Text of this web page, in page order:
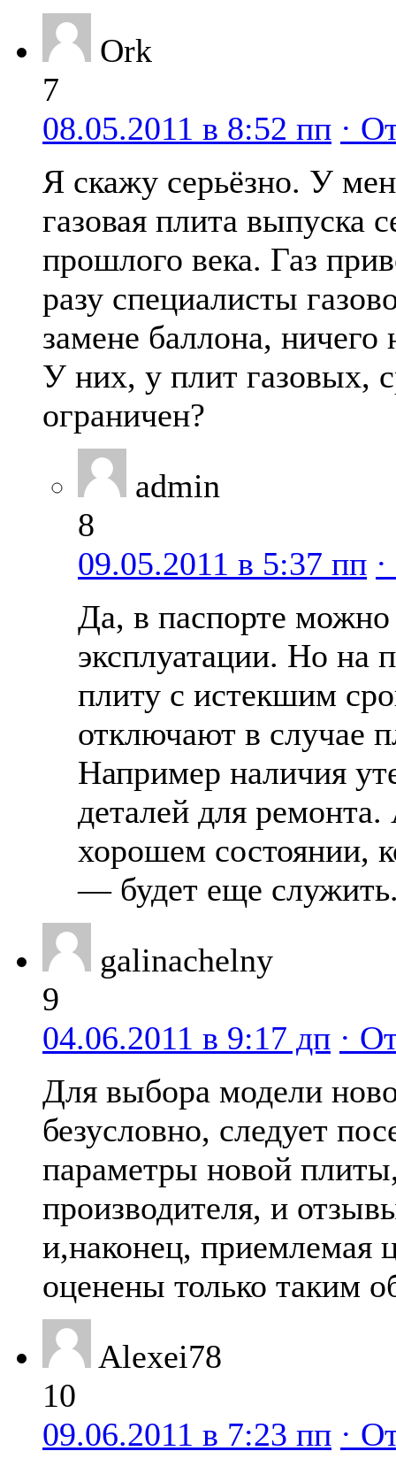
Ork
7
08.05.2011 в 8:52 пп ·
Я скажу серьёзно. У
газовая плита выпуска
прошлого века. Газ
разу специалисты
замене баллона, ничего
У них, у плит газовых,
ограничен?
admin
8
09.05.2011 в 5:37 пп
Да, в паспорте можно
эксплуатации. Но на
плиту с истекшим
отключают в случае
Например наличия
деталей для
хорошем состоянии,
— будет еще
galinachelny
9
04.06.2011 в 9:17 дп ·
Для выбора модели
безусловно, следует
параметры новой
производителя, и
и,наконец, приемлемая
оценены только таким
Alexei78
10
09.06.2011 в 7:23 пп ·